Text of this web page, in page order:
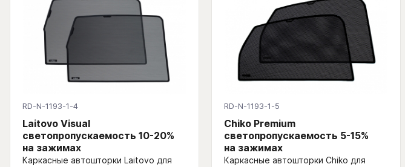
RD-N-1193-1-4
Laitovo Visual
светопропускаемость 10-20%
на зажимах
Каркасные автошторки Laitovo для
RD-N-1193-1-5
Chiko Premium
светопропускаемость 5-15%
на зажимах
Каркасные автошторки Chiko для